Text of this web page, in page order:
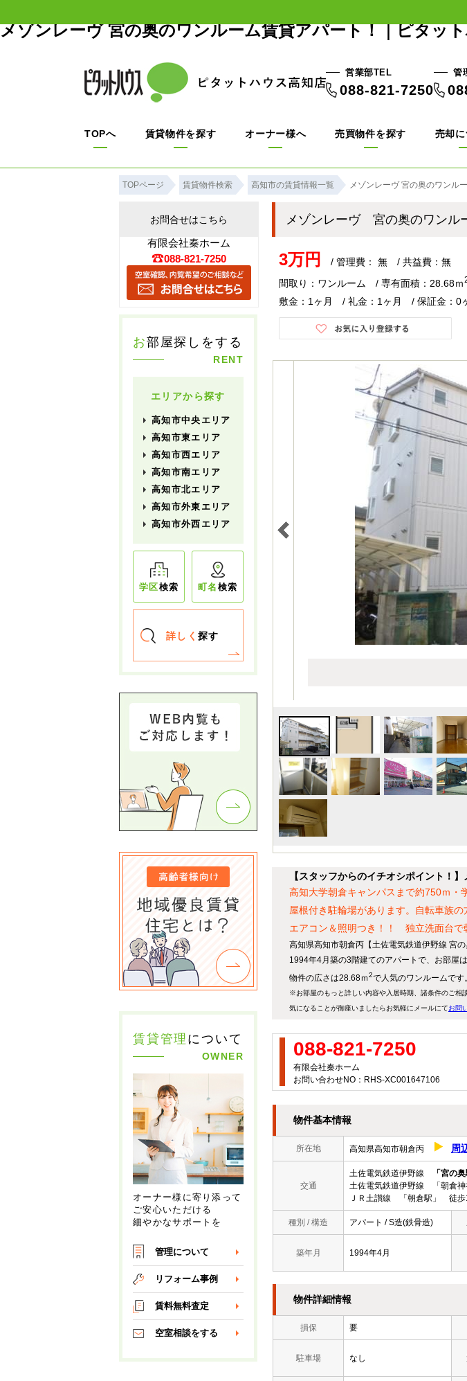
メゾンレーヴ 宮の奥のワンルーム賃貸アパート！｜ピタッ
営業部TEL
088-821-7250
管
TOPへ 賃貸物件を探す オーナー様へ 売買物件を探す 売却
TOPページ 賃貸物件検索 高知市の賃貸情報一覧 メゾンレーヴ 宮の奥のワンル
メゾンレーヴ 宮の奥のワンル
3万円
/ 管理費： 無 / 共益費：無
間取り：ワンルーム / 専有面積：28.68ｍ
敷金：1ヶ月 / 礼金：1ヶ月 / 保証金：0
【スタッフからのイチオシポイント！
高知大学朝倉キャンパスまで約750ｍ・
屋根付き駐輪場があります。自転車族の
エアコン＆照明つき！！ 独立洗面台で
高知県高知市朝倉丙【土佐電気鉄道伊野線 宮
1994年4月築の3階建てのアパートで、お部屋
物件の広さは28.68ｍ2で人気のワンルームです。
※お部屋のもっと詳しい内容や入居時期、諸条件のご相
気になることが御座いましたらお気軽にメールにてお問
088-821-7250
有限会社秦ホーム
お問い合わせNO：RHS-XC001647106
物件基本情報
所在地 高知県高知市朝倉丙 周
交通
土佐電気鉄道伊野線 「宮の奥
土佐電気鉄道伊野線 「朝倉
ＪＲ土讃線 「朝倉駅」 徒歩
種別 / 構造 アパート / S造(鉄骨造)
築年月 1994年4月
物件詳細情報
損保 要
駐車場 なし
お問合せはこちら
有限会社秦ホーム
088-821-7250
お部屋探しをする
RENT
エリアから探す
高知市中央エリア
高知市東エリア
高知市西エリア
高知市南エリア
高知市北エリア
高知市外東エリア
高知市外西エリア
学区検索 町名 検索
詳しく 探す
賃貸管理 について
OWNER
オーナー様に寄り添って
ご安心いただける
細やかなサポートを
管理について
リフォーム事例
賃料無料査定
空室相談をする